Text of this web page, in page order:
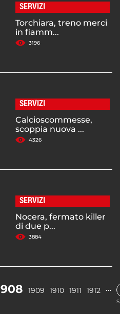
SERVIZI
Torchiara, treno merci
in fiamm...
3196
SERVIZI
Calcioscommesse,
scoppia nuova ...
4326
SERVIZI
Nocera, fermato killer
di due p...
3884
1909 1910 1911 1912 …